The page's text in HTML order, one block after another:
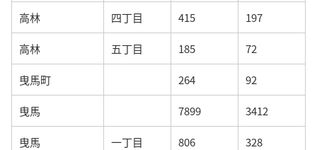
高林 四丁目 415 197
高林 五丁目 185 72
曳馬町 264 92
曳馬 7899 3412
曳馬 一丁目 806 328